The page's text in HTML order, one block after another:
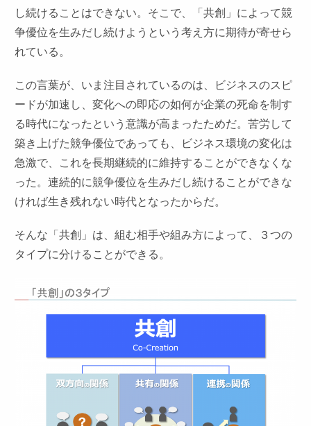
し続けることはできない。そこで、「共創」によって競
争優位を生みだし続けようという考え方に期待が寄せら
れている。
この言葉が、いま注目されているのは、ビジネスのスピ
ードが加速し、変化への即応の如何が企業の死命を制す
る時代になったという意識が高まったためだ。苦労して
築き上げた競争優位であっても、ビジネス環境の変化は
急激で、これを長期継続的に維持することができなくな
った。連続的に競争優位を生みだし続けることができな
ければ生き残れない時代となったからだ。
そんな「共創」は、組む相手や組み方によって、３つの
タイプに分けることができる。